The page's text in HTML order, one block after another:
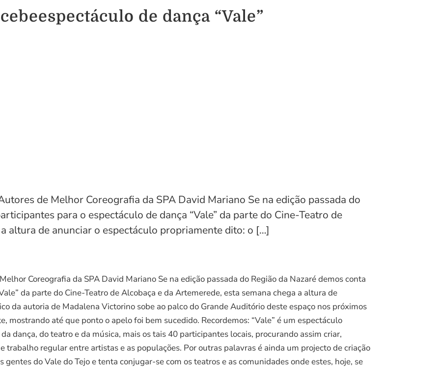
de dança “Vale”
de Melhor Coreografia da SPA David Mariano Se na edição passada do
para o espectáculo de dança “Vale” da parte do Cine-Teatro de
altura de anunciar o espectáculo propriamente dito: o […]
Coreografia da SPA David Mariano Se na edição passada do Região da Nazaré demos conta
da parte do Cine-Teatro de Alcobaça e da Artemerede, esta semana chega a altura de
da autoria de Madalena Victorino sobe ao palco do Grande Auditório deste espaço nos próximos
mostrando até que ponto o apelo foi bem sucedido. Recordemos: “Vale” é um espectáculo
dança, do teatro e da música, mais os tais 40 participantes locais, procurando assim criar,
trabalho regular entre artistas e as populações. Por outras palavras é ainda um projecto de criação
do Vale do Tejo e tenta conjugar-se com os teatros e as comunidades onde estes, hoje, se